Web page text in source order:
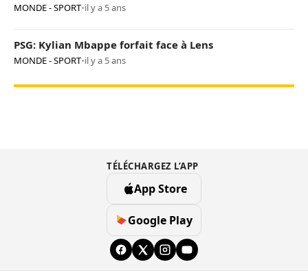
MONDE - SPORT•il y a 5 ans
PSG: Kylian Mbappe forfait face à Lens
MONDE - SPORT•il y a 5 ans
TÉLÉCHARGEZ L’APP
App Store
Google Play